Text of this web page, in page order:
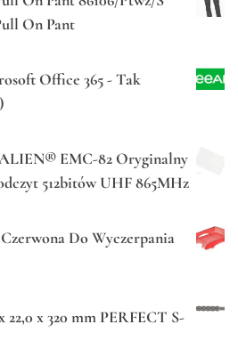
On Pant
Office 365 - Tak
EMC-82 Oryginalny
512bitów UHF 865MHz
Do Wyczerpania
22,0 x 320 mm PERFECT S-